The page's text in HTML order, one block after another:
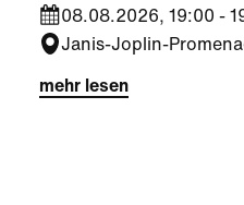
08.08.2026, 19:00 -
Janis-Joplin-
mehr lesen